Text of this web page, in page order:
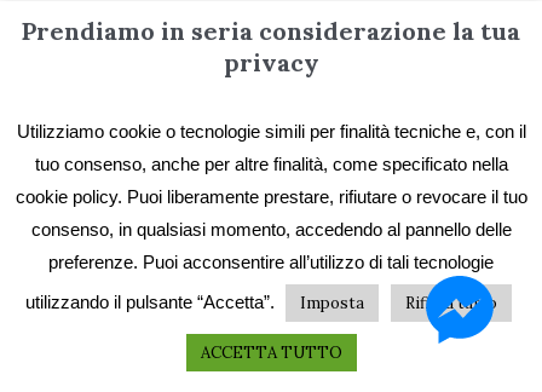
Luigi Cinque
Marco Menato (a cura di)
Marco Palladini
Marco Ricciardi
Marco Tesei
Marianna Marrucci
Prendiamo in seria considerazione la tua
privacy
Utilizziamo cookie o tecnologie simili per finalità tecniche e, con il
tuo consenso, anche per altre finalità, come specificato nella
cookie policy. Puoi liberamente prestare, rifiutare o revocare il tuo
consenso, in qualsiasi momento, accedendo al pannello delle
preferenze. Puoi acconsentire all’utilizzo di tali tecnologie
utilizzando il pulsante “Accetta”.
Imposta Rifiuta tutto
ACCETTA TUTTO